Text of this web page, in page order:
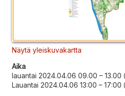
Näytä yleiskuvakartta
Aika
lauantai 2024.04.06 09.00 – 13.00
Lauantai 2024.04.06 13:00 – 17:00